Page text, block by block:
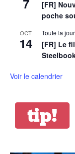
7
[FR]
poche
OCT
14
Toute la
[FR] Le
Voir le calendrier
tip!